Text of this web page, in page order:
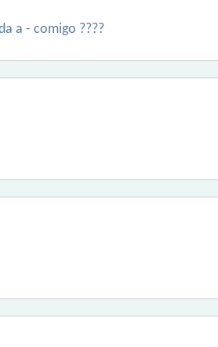
a - comigo ????